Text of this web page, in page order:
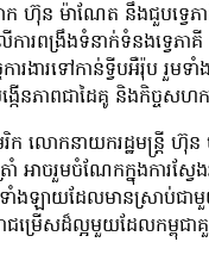
ក ហ៊ុន ម៉ាណែត នឹងជួបទ្វេ
រពង្រឹងទំនាក់ទំនងទ្វេភា
រងារទៅកាន់ទ្វីបអឺរ៉ុប រួម
នភាពជាដៃគូ និងកិច្ចសហក
លោកនាយករដ្ឋមន្រ្តី ហ៊ុន
អាចរួមចំណែកក្នុងការស្វ
ាំងឡាយដែលមានស្រាប់ជា
ម្រើសដ៏ល្អមួយដែលកម្ពុជា